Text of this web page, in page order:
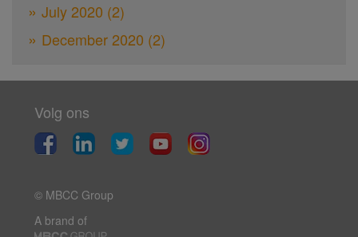
July 2020 (2)
December 2020 (2)
Volg ons
© MBCC Group
A brand of